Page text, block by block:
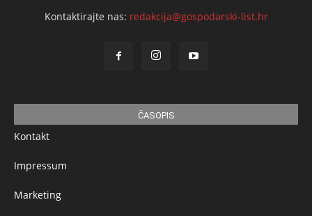
Kontaktirajte nas: redakcija@gospodarski-list.hr
ČASOPIS
Kontakt
Impressum
Marketing